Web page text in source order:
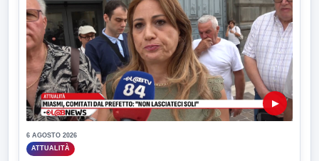
▶
6 AGOSTO 2026
ATTUALITÀ